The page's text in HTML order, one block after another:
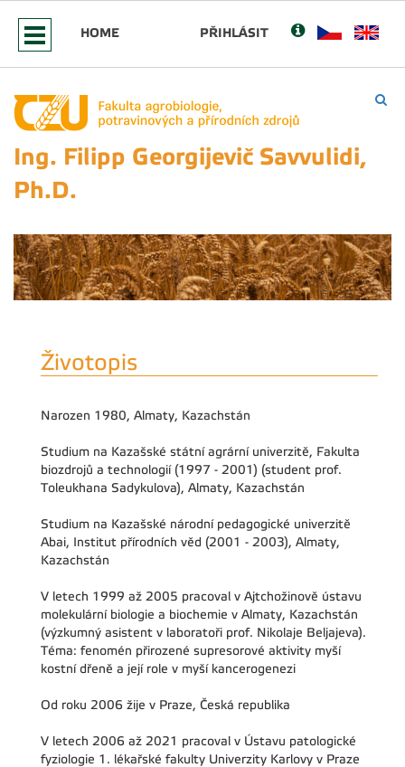
HOME PŘIHLÁSIT
Ing. Filipp Georgijevič Savvulidi,
Ph.D.
Životopis
Narozen 1980, Almaty, Kazachstán
Studium na Kazašské státní agrární univerzitě, Fakulta
biozdrojů a technologií (1997 - 2001) (student prof.
Toleukhana Sadykulova), Almaty, Kazachstán
Studium na Kazašské národní pedagogické univerzitě
Abai, Institut přírodních věd (2001 - 2003), Almaty,
Kazachstán
V letech 1999 až 2005 pracoval v Ajtchožinově ústavu
molekulární biologie a biochemie v Almaty, Kazachstán
(výzkumný asistent v laboratoři prof. Nikolaje Beljajeva).
Téma: fenomén přirozené supresorové aktivity myší
kostní dřeně a její role v myší kancerogenezi
Od roku 2006 žije v Praze, Česká republika
V letech 2006 až 2021 pracoval v Ústavu patologické
fyziologie 1. lékařské fakulty Univerzity Karlovy v Praze